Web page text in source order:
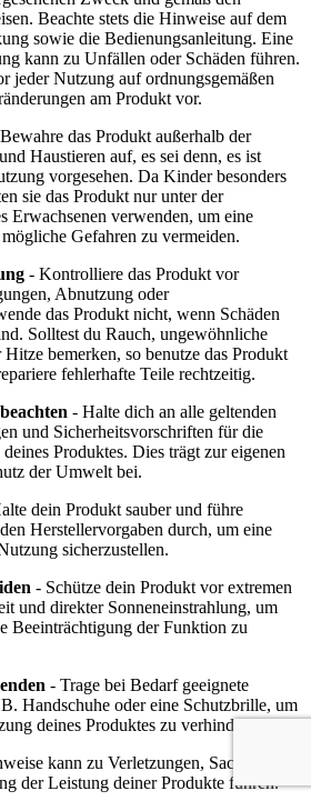
Beachte stets die Hinweise auf dem
sowie die Bedienungsanleitung. Eine
kann zu Unfällen oder Schäden führen.
jeder Nutzung auf ordnungsgemäßen
am Produkt vor.
das Produkt außerhalb der
Haustieren auf, es sei denn, es ist
vorgesehen. Da Kinder besonders
sie das Produkt nur unter der
Erwachsenen verwenden, um eine
Gefahren zu vermeiden.
- Kontrolliere das Produkt vor
Abnutzung oder
das Produkt nicht, wenn Schäden
Solltest du Rauch, ungewöhnliche
bemerken, so benutze das Produkt
fehlerhafte Teile rechtzeitig.
- Halte dich an alle geltenden
und Sicherheitsvorschriften für die
Produktes. Dies trägt zur eigenen
der Umwelt bei.
dein Produkt sauber und führe
Herstellervorgaben durch, um eine
sicherzustellen.
- Schütze dein Produkt vor extremen
und direkter Sonneneinstrahlung, um
Beeinträchtigung der Funktion zu
- Trage bei Bedarf geeignete
Handschuhe oder eine Schutzbrille, um
deines Produktes zu verhindern.
kann zu Verletzungen, Sachschäden
der Leistung deiner Produkte führen.